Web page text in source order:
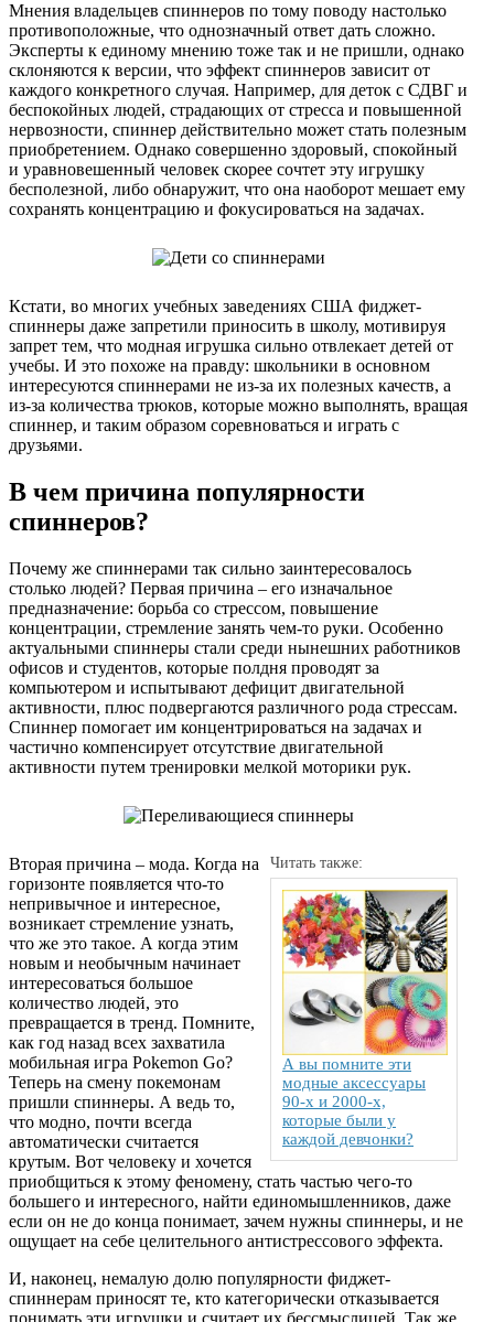
Мнения владельцев спиннеров по тому поводу настолько
противоположные, что однозначный ответ дать сложно.
Эксперты к единому мнению тоже так и не пришли, однако
склоняются к версии, что эффект спиннеров зависит от
каждого конкретного случая. Например, для деток с СДВГ и
беспокойных людей, страдающих от стресса и повышенной
нервозности, спиннер действительно может стать полезным
приобретением. Однако совершенно здоровый, спокойный
и уравновешенный человек скорее сочтет эту игрушку
бесполезной, либо обнаружит, что она наоборот мешает ему
сохранять концентрацию и фокусироваться на задачах.
Кстати, во многих учебных заведениях США фиджет-
спиннеры даже запретили приносить в школу, мотивируя
запрет тем, что модная игрушка сильно отвлекает детей от
учебы. И это похоже на правду: школьники в основном
интересуются спиннерами не из-за их полезных качеств, а
из-за количества трюков, которые можно выполнять, вращая
спиннер, и таким образом соревноваться и играть с
друзьями.
В чем причина популярности
спиннеров?
Почему же спиннерами так сильно заинтересовалось
столько людей? Первая причина – его изначальное
предназначение: борьба со стрессом, повышение
концентрации, стремление занять чем-то руки. Особенно
актуальными спиннеры стали среди нынешних работников
офисов и студентов, которые полдня проводят за
компьютером и испытывают дефицит двигательной
активности, плюс подвергаются различного рода стрессам.
Спиннер помогает им концентрироваться на задачах и
частично компенсирует отсутствие двигательной
активности путем тренировки мелкой моторики рук.
Читать также:
А вы помните эти
модные аксессуары
90-х и 2000-х,
которые были у
каждой девчонки?
Вторая причина – мода. Когда на
горизонте появляется что-то
непривычное и интересное,
возникает стремление узнать,
что же это такое. А когда этим
новым и необычным начинает
интересоваться большое
количество людей, это
превращается в тренд. Помните,
как год назад всех захватила
мобильная игра Pokemon Go?
Теперь на смену покемонам
пришли спиннеры. А ведь то,
что модно, почти всегда
автоматически считается
крутым. Вот человеку и хочется
приобщиться к этому феномену, стать частью чего-то
большего и интересного, найти единомышленников, даже
если он не до конца понимает, зачем нужны спиннеры, и не
ощущает на себе целительного антистрессового эффекта.
И, наконец, немалую долю популярности фиджет-
спиннерам приносят те, кто категорически отказывается
понимать эти игрушки и считает их бессмыслицей. Так же,